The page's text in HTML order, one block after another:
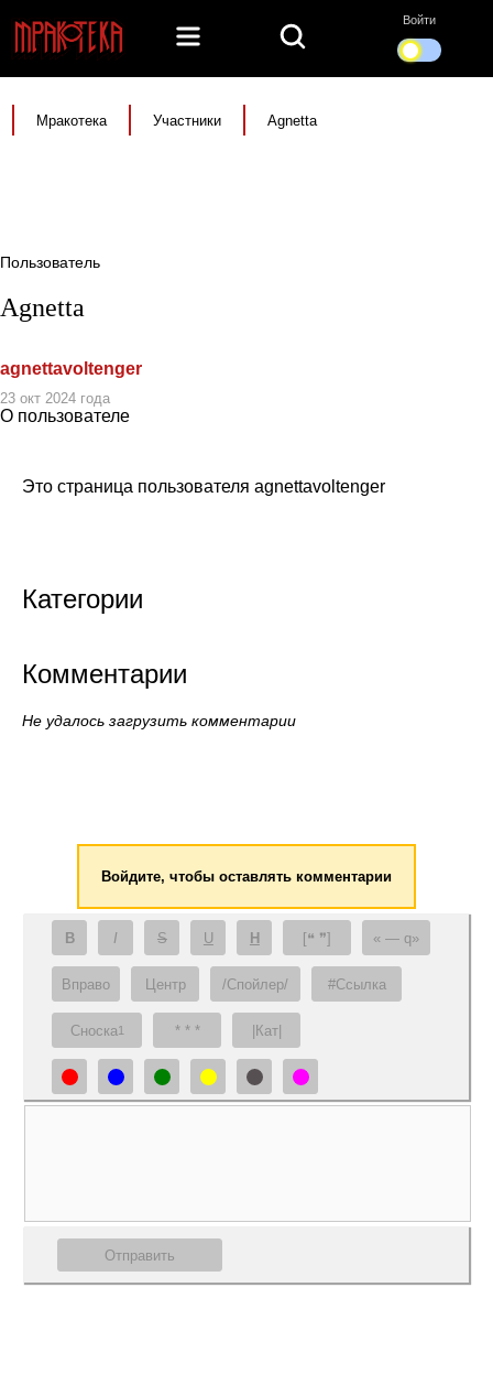
Войти
Мракотека Участники Agnetta
Пользователь
Agnetta
agnettavoltenger
23 окт 2024 года
О пользователе
Это страница пользователя agnettavoltenger
Категории
Комментарии
Не удалось загрузить комментарии
Войдите, чтобы оставлять комментарии
B I S U H [❝ ❞] — q
Вправо Центр /Спойлер/ #Ссылка
Сноска1 * * * |Кат|